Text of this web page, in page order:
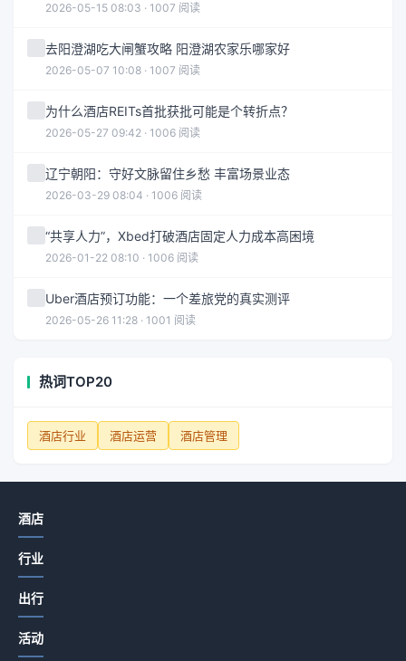
2026-05-15 08:03 · 1007 阅读
去阳澄湖吃大闸蟹攻略 阳澄湖农家乐哪家好
2026-05-07 10:08 · 1007 阅读
为什么酒店REITs首批获批可能是个转折点？
2026-05-27 09:42 · 1006 阅读
辽宁朝阳：守好文脉留住乡愁 丰富场景业态
2026-03-29 08:04 · 1006 阅读
“共享人力”，Xbed打破酒店固定人力成本高困境
2026-01-22 08:10 · 1006 阅读
Uber酒店预订功能：一个差旅党的真实测评
2026-05-26 11:28 · 1001 阅读
热词TOP20
酒店行业 酒店运营 酒店管理
酒店
行业
出行
活动